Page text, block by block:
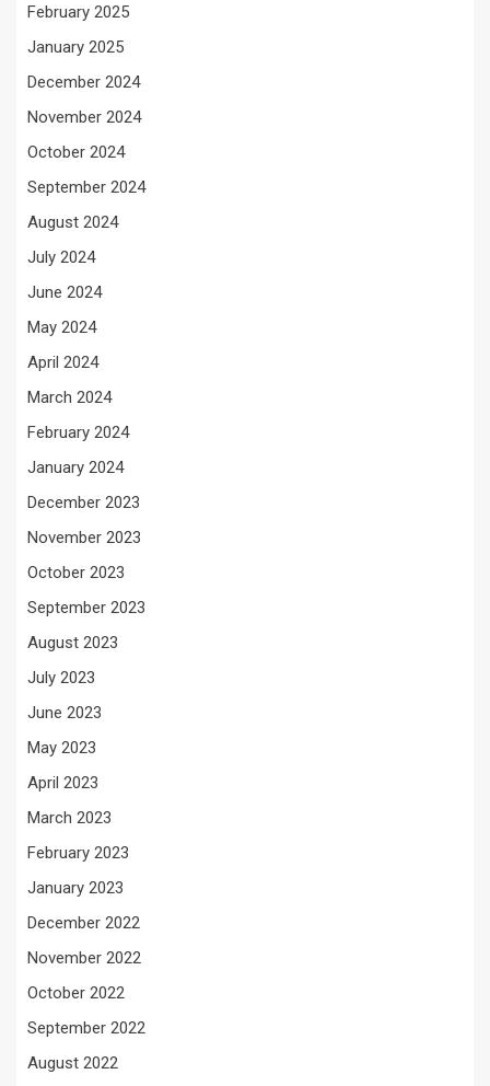
February 2025
January 2025
December 2024
November 2024
October 2024
September 2024
August 2024
July 2024
June 2024
May 2024
April 2024
March 2024
February 2024
January 2024
December 2023
November 2023
October 2023
September 2023
August 2023
July 2023
June 2023
May 2023
April 2023
March 2023
February 2023
January 2023
December 2022
November 2022
October 2022
September 2022
August 2022